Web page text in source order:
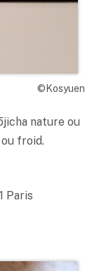
©Kosyuen
nature ou
ou froid.
Paris